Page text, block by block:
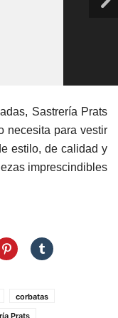
Sastrería Prats
necesita para vestir
estilo, de calidad y
imprescindibles
corbatas
Prats